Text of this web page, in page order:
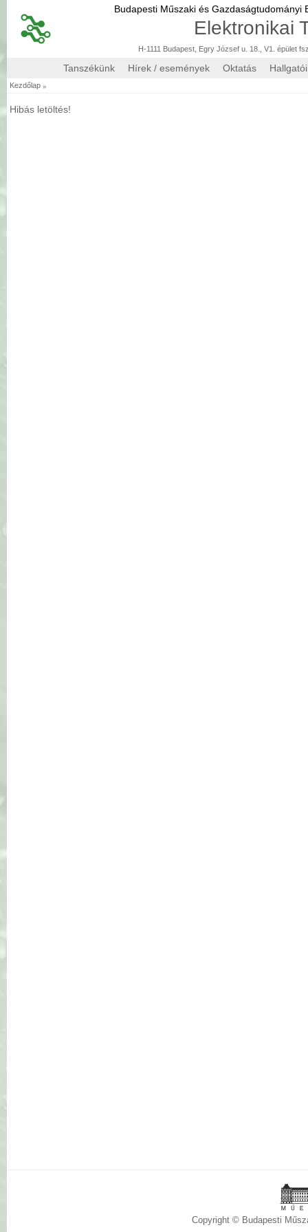
Budapesti Műszaki és Gazdaságtudományi
Elektronikai
H-1111 Budapest, Egry József u. 18., V1. épület
Tanszékünk Hírek / események Oktatás
Kezdőlap »
Hibás letöltés!
Copyright © Budapesti